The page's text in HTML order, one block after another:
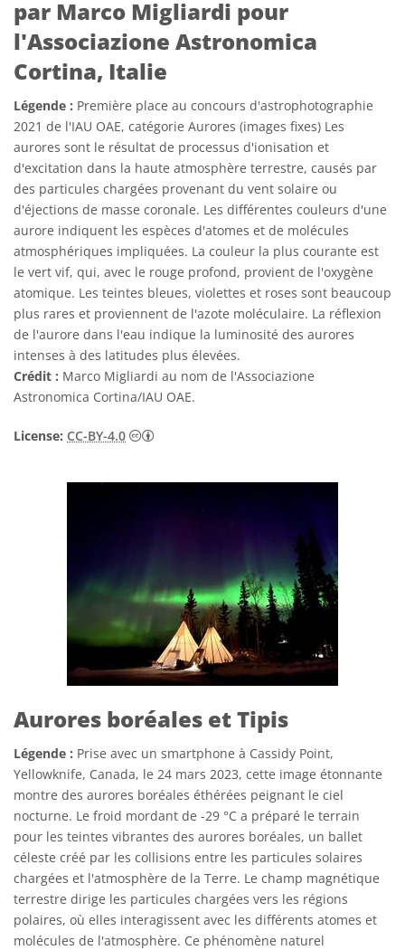
par Marco Migliardi pour
l'Associazione Astronomica
Cortina, Italie
Légende : Première place au concours d'astrophotographie
2021 de l'IAU OAE, catégorie Aurores (images fixes) Les
aurores sont le résultat de processus d'ionisation et
d'excitation dans la haute atmosphère terrestre, causés par
des particules chargées provenant du vent solaire ou
d'éjections de masse coronale. Les différentes couleurs d'une
aurore indiquent les espèces d'atomes et de molécules
atmosphériques impliquées. La couleur la plus courante est
le vert vif, qui, avec le rouge profond, provient de l'oxygène
atomique. Les teintes bleues, violettes et roses sont beaucoup
plus rares et proviennent de l'azote moléculaire. La réflexion
de l'aurore dans l'eau indique la luminosité des aurores
intenses à des latitudes plus élevées.
Crédit : Marco Migliardi au nom de l'Associazione
Astronomica Cortina/IAU OAE.
License: CC-BY-4.0 Creative Commons (CC) Attribution 4.0
Aurores boréales et Tipis
Légende : Prise avec un smartphone à Cassidy Point,
Yellowknife, Canada, le 24 mars 2023, cette image étonnante
montre des aurores boréales éthérées peignant le ciel
nocturne. Le froid mordant de -29 °C a préparé le terrain
pour les teintes vibrantes des aurores boréales, un ballet
céleste créé par les collisions entre les particules solaires
chargées et l'atmosphère de la Terre. Le champ magnétique
terrestre dirige les particules chargées vers les régions
polaires, où elles interagissent avec les différents atomes et
molécules de l'atmosphère. Ce phénomène naturel